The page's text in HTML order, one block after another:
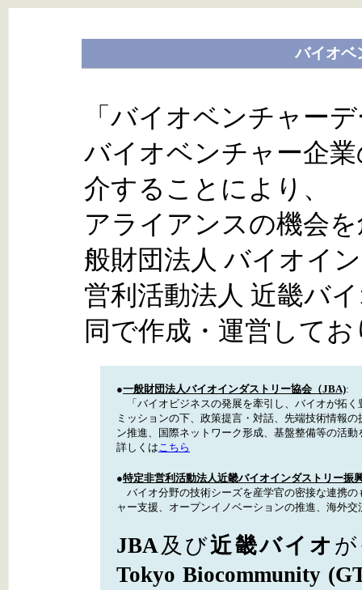
バイオ
「バイオベンチャー
バイオベンチャー企
介することにより、
アライアンスの機会
般財団法人 バイオイ
営利活動法人 近畿バ
同で作成・運営して
●一般財団法人バイオインダストリー協会（JBA):
「バイオビジネスの発展を牽引し、バイオが拓
ミッションの下、政策提言・対話、先端技術情報
ン推進、国際ネットワーク形成、基盤整備等の活
詳しくはこちら
●特定非営利活動法人近畿バイオインダストリー振
バイオ分野の技術シーズを産学官の密接な連携
ャー支援、オープンイノベーションの推進、海外
JBA及び近畿バイオ
Tokyo Biocommunity